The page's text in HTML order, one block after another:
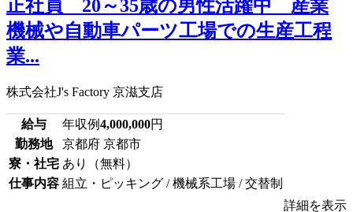
正社員 20～35歳の男性活躍中 産業
機械や自動車パーツ工場での生産工程
業...
株式会社J's Factory 京滋支店
給与 年収例4,000,000円
勤務地
京都府 京都市
寮・社宅 あり（無料）
仕事内容 組立・ピッキング / 機械系工場 / 交替制
詳細を表示